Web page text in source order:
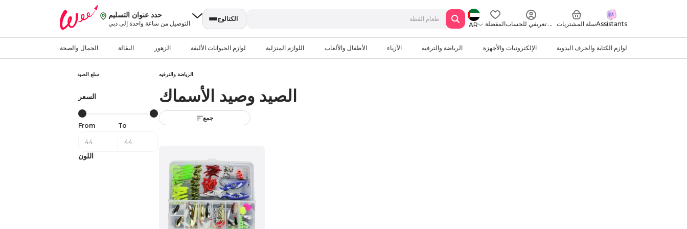
حدد عنوان التسليم
التوصيل من ساعة واحدة إلى دبي
الكتالوج
AR
المفضلة ملف تعريفي للحساب سلة المشترياتAssistants
الجمال والصحة البقالة الزهور لوازم الحيوانات الأليفة اللوازم المنزلية الأطفال والألعاب الأزياء الرياضة والترفيه الإلكترونيات والأجهزة لوازم الكتابة والحرف اليدوية
الرياضة والترفيه
الصيد وصيد الأسماك
جمع
سلع الصيد
السعر
From To
اللون